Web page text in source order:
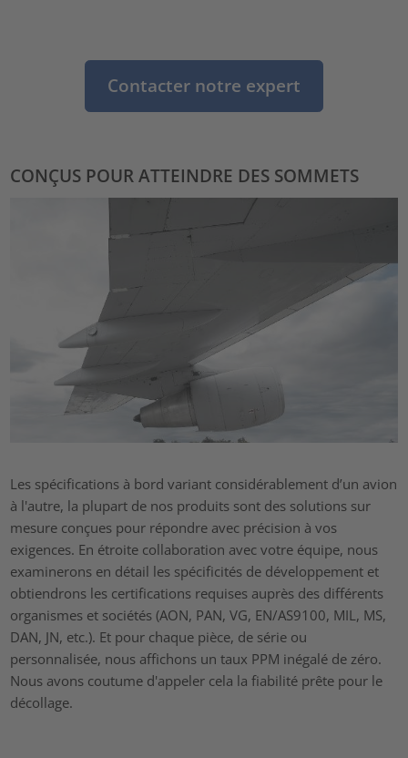
Contacter notre expert
CONÇUS POUR ATTEINDRE DES SOMMETS
Les spécifications à bord variant considérablement d’un avion
à l'autre, la plupart de nos produits sont des solutions sur
mesure conçues pour répondre avec précision à vos
exigences. En étroite collaboration avec votre équipe, nous
examinerons en détail les spécificités de développement et
obtiendrons les certifications requises auprès des différents
organismes et sociétés (AON, PAN, VG, EN/AS9100, MIL, MS,
DAN, JN, etc.). Et pour chaque pièce, de série ou
personnalisée, nous affichons un taux PPM inégalé de zéro.
Nous avons coutume d'appeler cela la fiabilité prête pour le
décollage.